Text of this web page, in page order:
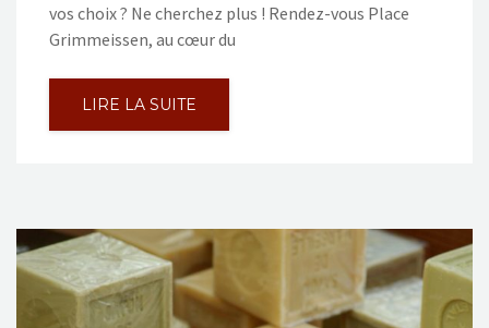
vos choix ? Ne cherchez plus ! Rendez-vous Place
Grimmeissen, au cœur du
LIRE LA SUITE